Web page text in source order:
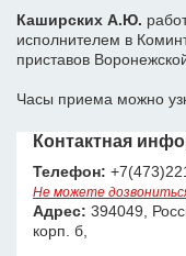
Каширских А.Ю.
исполнителем в
приставов
Часы приема можно
Контактная
Телефон:
Не можете
Адрес: 394049,
корп. б,